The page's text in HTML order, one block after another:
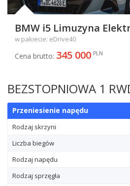
BMW i5 Limuzyna
83.9kWh 340KM 250kW
w pakiecie: eDrive40
Cena brutto: 345 000 PLN
BEZSTOPNIOWA 1
Przeniesienie napędu
Rodzaj skrzyni
Liczba biegów
Rodzaj napędu
Rodzaj sprzęgła